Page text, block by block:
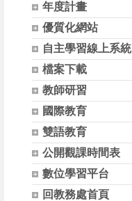
年度計畫
優質化網站
自主學習線上系統
檔案下載
教師研習
國際教育
雙語教育
公開觀課時間表
數位學習平台
回教務處首頁